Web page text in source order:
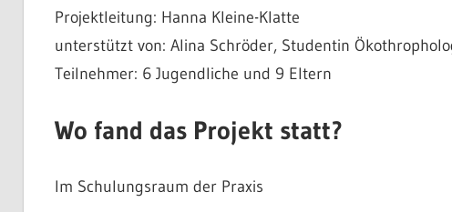
Projektleitung: Hanna Kleine-Klatte
unterstützt von: Alina Schröder, Studentin
Teilnehmer: 6 Jugendliche und 9 Eltern
Wo fand das Projekt statt?
Im Schulungsraum der Praxis